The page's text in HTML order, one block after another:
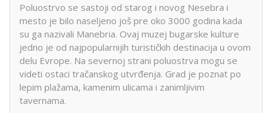
Poluostrvo se sastoji od starog i novog Nesebra i
mesto je bilo naseljeno još pre oko 3000 godina kada
su ga nazivali Manebria. Ovaj muzej bugarske kulture
jedno je od najpopularnijih turističkih destinacija u ovom
delu Evrope. Na severnoj strani poluostrva mogu se
videti ostaci tračanskog utvrđenja. Grad je poznat po
lepim plažama, kamenim ulicama i zanimljivim
tavernama.